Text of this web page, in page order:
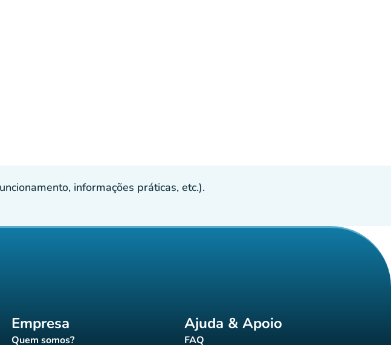
informações práticas, etc.).
Empresa
Quem somos?
Ajuda & Apoio
FAQ